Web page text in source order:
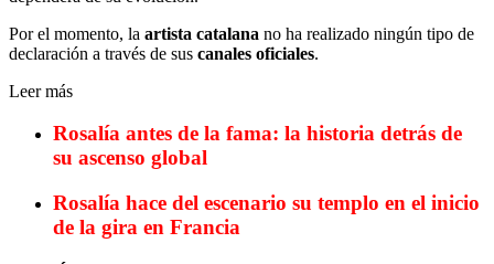
Por el momento, la artista catalana no ha realizado ningún tipo de
declaración a través de sus canales oficiales.
Leer más
Rosalía antes de la fama: la historia detrás de
su ascenso global
Rosalía hace del escenario su templo en el inicio
de la gira en Francia